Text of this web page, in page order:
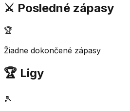
⚔️ Posledné zápasy
🏆
Žiadne dokončené zápasy
🏆 Ligy
🎾